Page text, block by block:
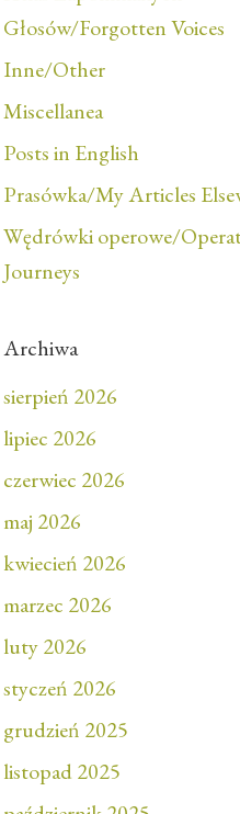
Głosów/Forgotten Voices
Inne/Other
Miscellanea
Posts in English
Prasówka/My Articles
Wędrówki operowe/
Journeys
Archiwa
sierpień 2026
lipiec 2026
czerwiec 2026
maj 2026
kwiecień 2026
marzec 2026
luty 2026
styczeń 2026
grudzień 2025
listopad 2025